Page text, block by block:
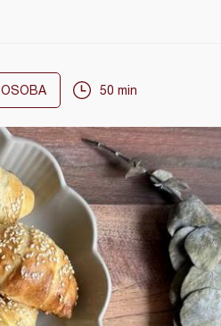
OSOBA 50 min